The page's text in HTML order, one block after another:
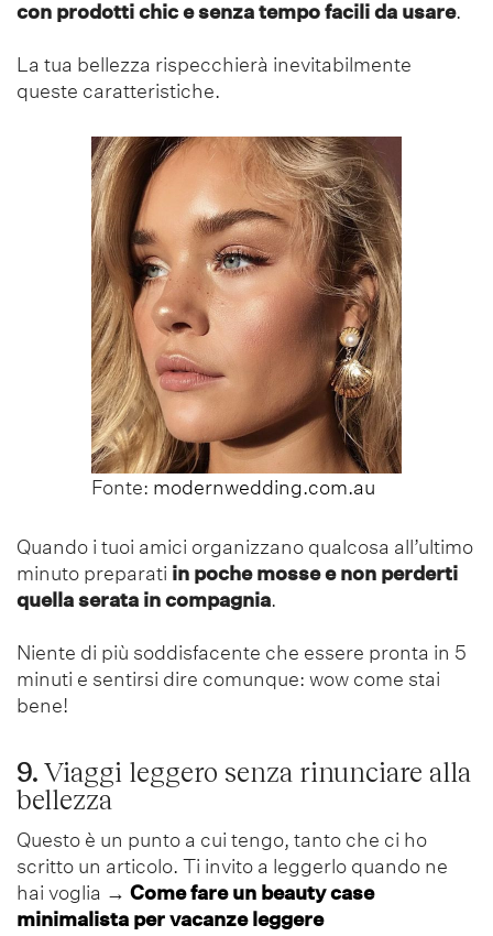
con prodotti chic e senza tempo facili da usare.
La tua bellezza rispecchierà inevitabilmente
queste caratteristiche.
Fonte: modernwedding.com.au
Quando i tuoi amici organizzano qualcosa all’ultimo
minuto preparati in poche mosse e non perderti
quella serata in compagnia.
Niente di più soddisfacente che essere pronta in 5
minuti e sentirsi dire comunque: wow come stai
bene!
9. Viaggi leggero senza rinunciare alla
bellezza
Questo è un punto a cui tengo, tanto che ci ho
scritto un articolo. Ti invito a leggerlo quando ne
hai voglia → Come fare un beauty case
minimalista per vacanze leggere